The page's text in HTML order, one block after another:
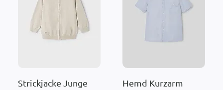
Strickjacke Junge
Hemd Kurzarm